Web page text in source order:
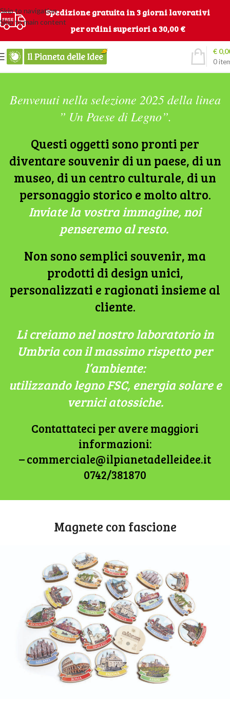
Skip to navigation
Skip to main content
Spedizione gratuita in 3 giorni lavorativi
per ordini superiori a 30,00 €
0
€
Benvenuti nella selezione 2025 della linea
” Un Paese di Legno”.
Questi oggetti sono pronti per
diventare souvenir di un paese, di un
museo, di un centro culturale, di un
personaggio storico e molto altro.
Inviate la vostra immagine, noi
penseremo al resto.
Non sono semplici souvenir, ma
prodotti di design unici,
personalizzati e ragionati insieme al
cliente.
Li creiamo nel nostro laboratorio in
Umbria con il massimo rispetto per
l’ambiente:
utilizzando legno FSC, energia solare e
vernici atossiche.
Contattateci per avere maggiori
informazioni:
ti.eedielledatenaipli
@elaicremmoc
–
0742/381870
Magnete con fascione